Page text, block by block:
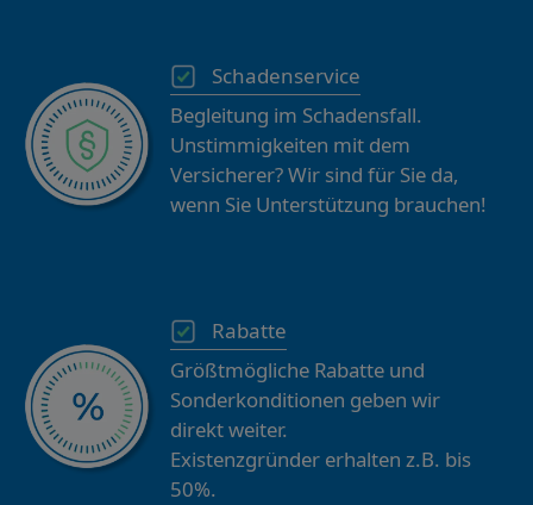
Schadenservice
Begleitung im Schadensfall.
Unstimmigkeiten mit dem
Versicherer? Wir sind für Sie da,
wenn Sie Unterstützung brauchen!
Rabatte
Größtmögliche Rabatte und
Sonderkonditionen geben wir
direkt weiter.
Existenzgründer erhalten z.B. bis
50%.